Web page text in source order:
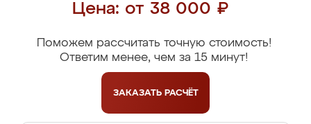
Цена: от 38 000 ₽
Поможем рассчитать точную стоимость!
Ответим менее, чем за 15 минут!
ЗАКАЗАТЬ РАСЧЁТ